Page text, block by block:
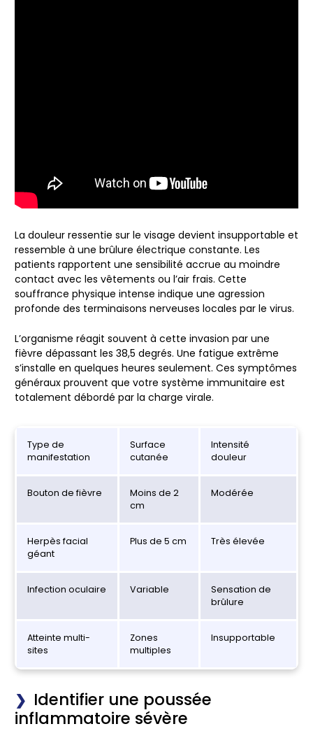
La douleur ressentie sur le visage devient insupportable et
ressemble à une brûlure électrique constante. Les
patients rapportent une sensibilité accrue au moindre
contact avec les vêtements ou l’air frais. Cette
souffrance physique intense indique une agression
profonde des terminaisons nerveuses locales par le virus.
L’organisme réagit souvent à cette invasion par une
fièvre dépassant les 38,5 degrés. Une fatigue extrême
s’installe en quelques heures seulement. Ces symptômes
généraux prouvent que votre système immunitaire est
totalement débordé par la charge virale.
Type de
manifestation
Surface
cutanée
Intensité
douleur
Bouton de fièvre
Moins de 2
cm
Modérée
Herpès facial
géant
Plus de 5 cm Très élevée
Infection oculaire Variable
Sensation de
brûlure
Atteinte multi-
sites
Zones
multiples
Insupportable
Identifier une poussée
inflammatoire sévère